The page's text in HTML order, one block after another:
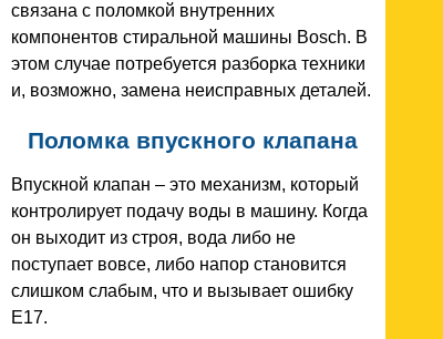
связана с поломкой внутренних
компонентов стиральной машины Bosch. В
этом случае потребуется разборка техники
и, возможно, замена неисправных деталей.
Поломка впускного клапана
Впускной клапан – это механизм, который
контролирует подачу воды в машину. Когда
он выходит из строя, вода либо не
поступает вовсе, либо напор становится
слишком слабым, что и вызывает ошибку
E17.